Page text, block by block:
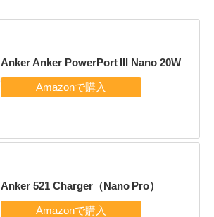
Anker Anker PowerPort III Nano 20W
Anker 521 Charger（Nano Pro）